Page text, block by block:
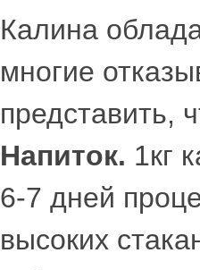
Калина
многие
представить,
Напиток. 1кг
6-7 дней
высоких